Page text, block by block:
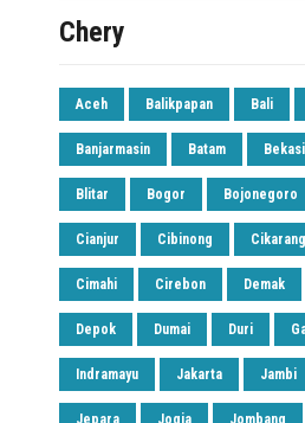
Chery
Aceh Balikpapan Bali
Banjarmasin Batam Bekasi
Blitar Bogor Bojonegoro
Cianjur Cibinong Cikarang
Cimahi Cirebon Demak
Depok Dumai Duri
Indramayu Jakarta Jambi
Jepara Jogja Jombang